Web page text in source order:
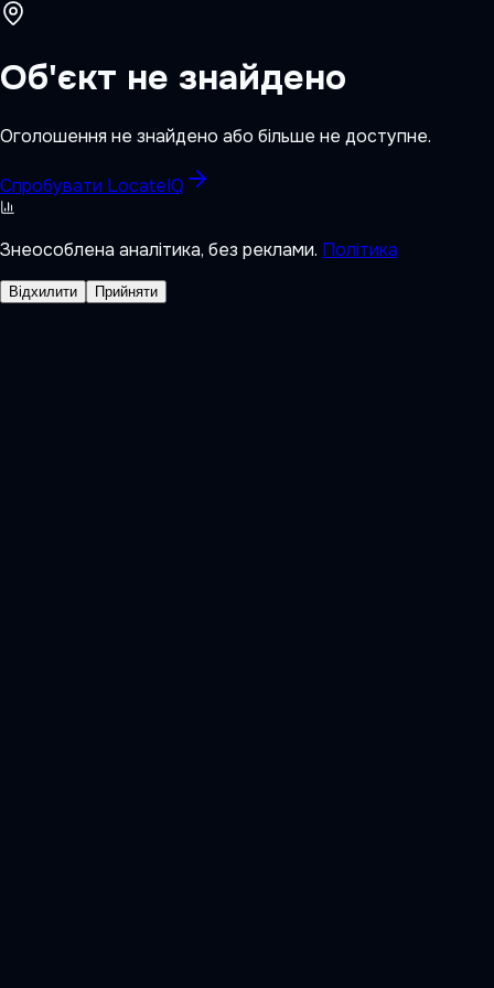
Об'єкт не знайдено
Оголошення не знайдено або більше не доступне.
Спробувати LocateIQ
Знеособлена аналітика, без реклами. Політика
Відхилити Прийняти